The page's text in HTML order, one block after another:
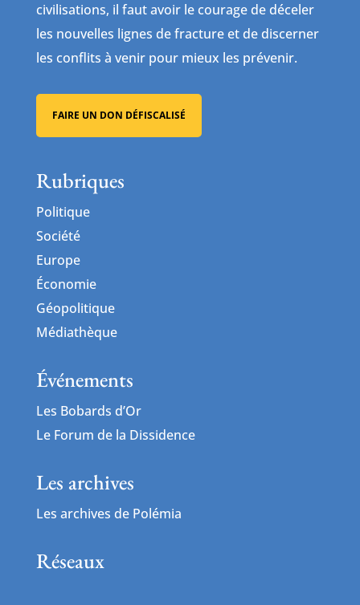
civilisations, il faut avoir le courage de déceler
les nouvelles lignes de fracture et de discerner
les conflits à venir pour mieux les prévenir.
FAIRE UN DON DÉFISCALISÉ
Rubriques
Politique
Société
Europe
Économie
Géopolitique
Médiathèque
Événements
Les Bobards d’Or
Le Forum de la Dissidence
Les archives
Les archives de Polémia
Réseaux